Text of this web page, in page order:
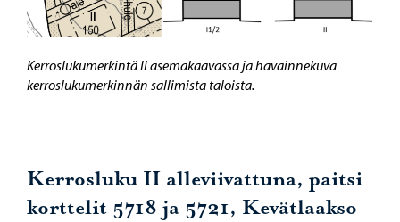
Kerroslukumerkintä II asemakaavassa ja havainnekuva
kerroslukumerkinnän sallimista taloista.
Kerrosluku II alleviivattuna, paitsi
korttelit 5718 ja 5721, Kevätlaakso